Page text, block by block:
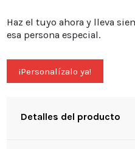
Haz el tuyo ahora y lleva
esa persona especial.
¡Personalízalo ya!
Detalles del producto